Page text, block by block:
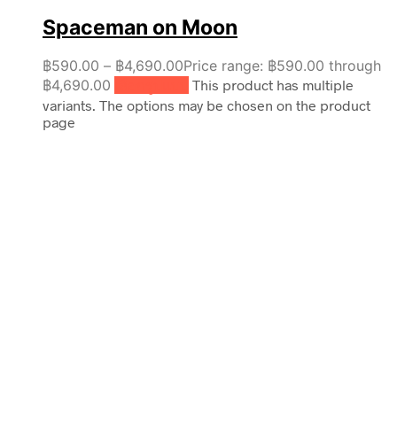
Spaceman on Moon
฿590.00 – ฿4,690.00Price range: ฿590.00 through
฿4,690.00
This product has multiple
variants. The options may be chosen on the product
page